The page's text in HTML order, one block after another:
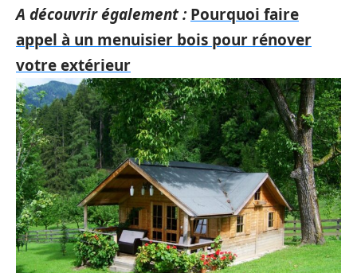
A découvrir également : Pourquoi faire
appel à un menuisier bois pour rénover
votre extérieur